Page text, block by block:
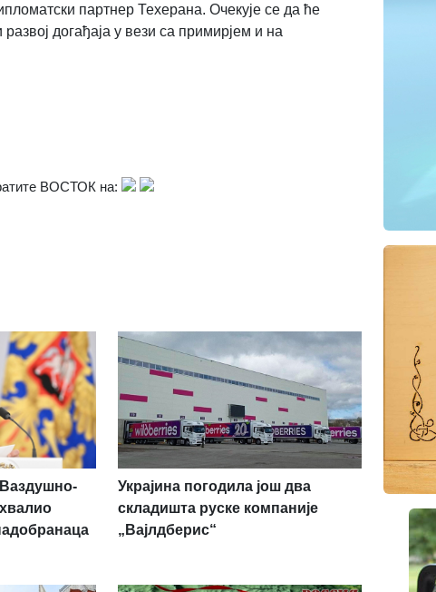
партнер Техерана. Очекује се да ће
догађаја у вези са примирјем и на
ВОСТОК на:
Украјина погодила још два
складишта руске компаније
„Вајлдберис“